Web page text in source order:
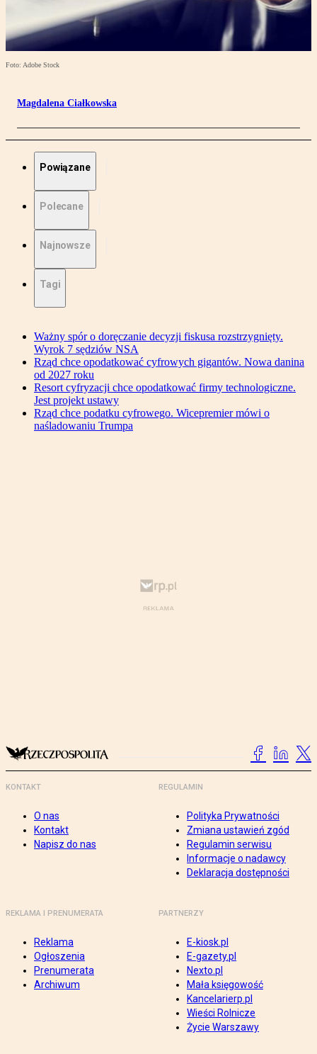
Foto: Adobe Stock
Magdalena Ciałkowska
Powiązane
Polecane
Najnowsze
Tagi
Ważny spór o doręczanie decyzji fiskusa rozstrzygnięty.
Wyrok 7 sędziów NSA
Rząd chce opodatkować cyfrowych gigantów. Nowa danina
od 2027 roku
Resort cyfryzacji chce opodatkować firmy technologiczne.
Jest projekt ustawy
Rząd chce podatku cyfrowego. Wicepremier mówi o
naśladowaniu Trumpa
KONTAKT
O nas
Kontakt
Napisz do nas
REGULAMIN
Polityka Prywatności
Zmiana ustawień zgód
Regulamin serwisu
Informacje o nadawcy
Deklaracja dostępności
REKLAMA I PRENUMERATA
Reklama
Ogłoszenia
Prenumerata
Archiwum
PARTNERZY
E-kiosk.pl
E-gazety.pl
Nexto.pl
Mała księgowość
Kancelarierp.pl
Wieści Rolnicze
Życie Warszawy